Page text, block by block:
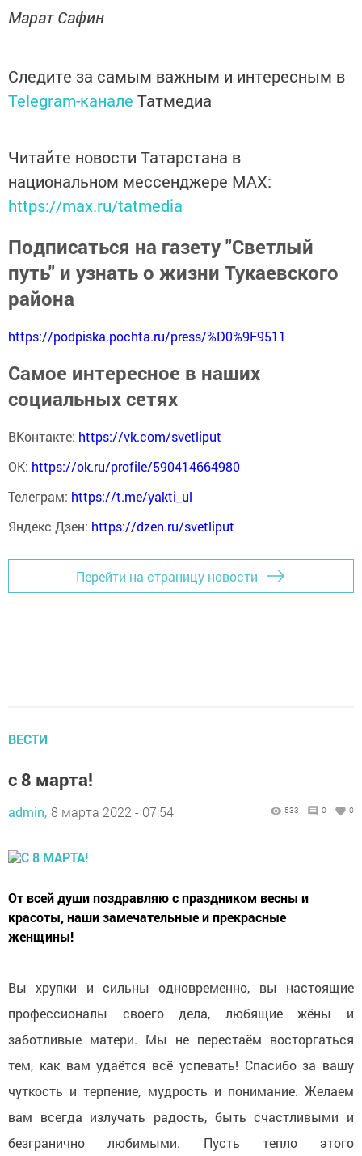
Марат Сафин
Следите за самым важным и интересным в
Telegram-канале Татмедиа
Читайте новости Татарстана в
национальном мессенджере MАХ:
https://max.ru/tatmedia
Подписаться на газету "Светлый
путь" и узнать о жизни Тукаевского
района
https://podpiska.pochta.ru/press/%D0%9F9511
Самое интересное в наших
социальных сетях
ВКонтакте: https://vk.com/svetliput
ОК: https://ok.ru/profile/590414664980
Телеграм: https://t.me/yakti_ul
Яндекс Дзен: https://dzen.ru/svetliput
Перейти на страницу новости
ВЕСТИ
с 8 марта!
admin, 8 марта 2022 - 07:54 533 0 0
От всей души поздравляю с праздником весны и
красоты, наши замечательные и прекрасные
женщины!
Вы хрупки и сильны одновременно, вы настоящие
профессионалы своего дела, любящие жёны и
заботливые матери. Мы не перестаём восторгаться
тем, как вам удаётся всё успевать! Спасибо за вашу
чуткость и терпение, мудрость и понимание. Желаем
вам всегда излучать радость, быть счастливыми и
безгранично любимыми. Пусть тепло этого